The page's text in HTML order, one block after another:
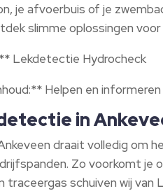
je afvoerbuis of je
slimme oplossingen
Lekdetectie Hydrocheck
Helpen en
in
draait volledig om
Zo voorkomt je
schuiven wij van